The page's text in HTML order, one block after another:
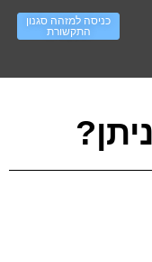
כניסה למזהה סגנון
התקשורת